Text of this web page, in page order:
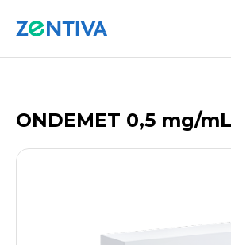
ONDEMET 0,5 mg/mL